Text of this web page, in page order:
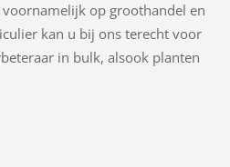
op groothandel en
kan u bij ons terecht voor
in bulk, alsook planten